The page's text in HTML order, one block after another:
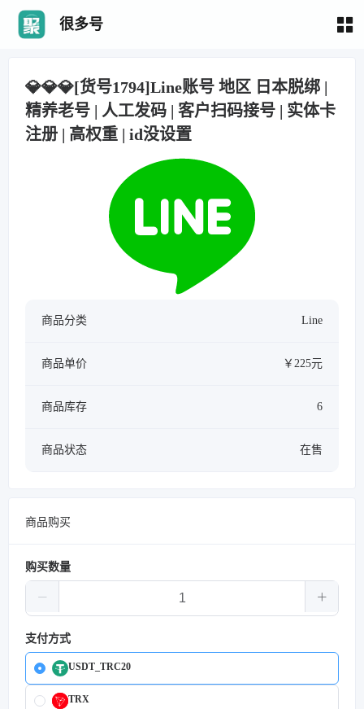
很多号
💎💎💎[货号1794]Line账号 地区 日本脱绑 |
精养老号 | 人工发码 | 客户扫码接号 | 实体卡
注册 | 高权重 | id没设置
商品分类 Line
商品单价 ￥225元
商品库存 6
商品状态 在售
商品购买
购买数量
支付方式
USDT_TRC20
TRX